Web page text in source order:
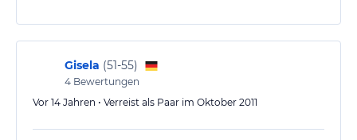
Gisela (51-55)
4 Bewertungen
Vor 14 Jahren • Verreist als Paar im Oktober 2011